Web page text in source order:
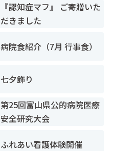
『認知症マフ』 ご寄贈いた
だきました
病院食紹介（7月 行事食）
七夕飾り
第25回富山県公的病院医療
安全研究大会
ふれあい看護体験開催